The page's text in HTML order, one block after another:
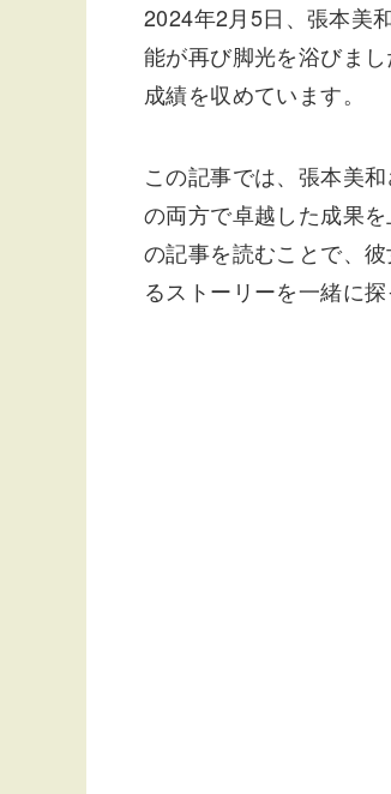
2024年2月5日、張本美
能が再び脚光を浴びま
成績を収めています。
この記事では、張本美
の両方で卓越した成果
の記事を読むことで、
るストーリーを一緒に探